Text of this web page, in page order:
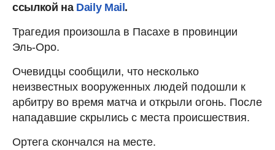
ссылкой на Daily Mail.
Трагедия произошла в Пасахе в провинции
Эль-Оро.
Очевидцы сообщили, что несколько
неизвестных вооруженных людей подошли к
арбитру во время матча и открыли огонь. После
нападавшие скрылись с места происшествия.
Ортега скончался на месте.